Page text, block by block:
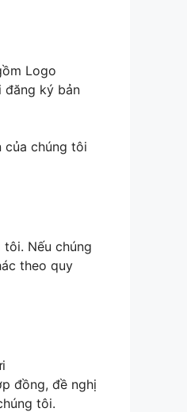
Logo
đăng ký bản
của chúng tôi
Nếu chúng
theo quy
đồng, đề nghị
tôi.